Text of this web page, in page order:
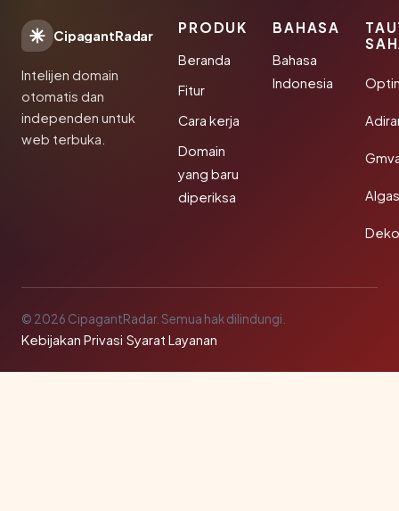
CipagantRadar
Intelijen domain
otomatis dan
independen untuk
web terbuka.
PRODUK
Beranda
Fitur
Cara kerja
Domain
yang baru
diperiksa
BAHASA
Bahasa
Indonesia
© 2026 CipagantRadar. Semua hak dilindungi.
Kebijakan Privasi·Syarat Layanan